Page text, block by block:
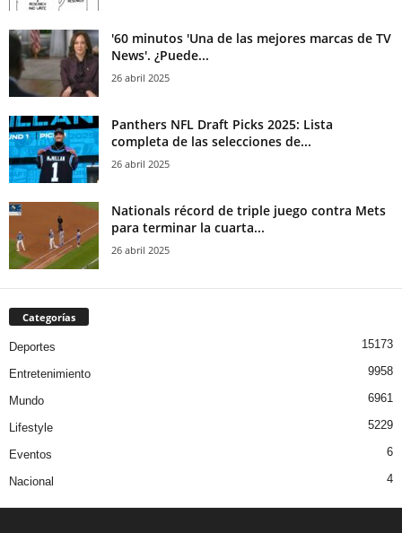
'60 minutos 'Una de las mejores marcas de TV
News'. ¿Puede...
26 abril 2025
Panthers NFL Draft Picks 2025: Lista
completa de las selecciones de...
26 abril 2025
Nationals récord de triple juego contra Mets
para terminar la cuarta...
26 abril 2025
Categorías
Deportes 15173
Entretenimiento 9958
Mundo 6961
Lifestyle 5229
Eventos 6
Nacional 4